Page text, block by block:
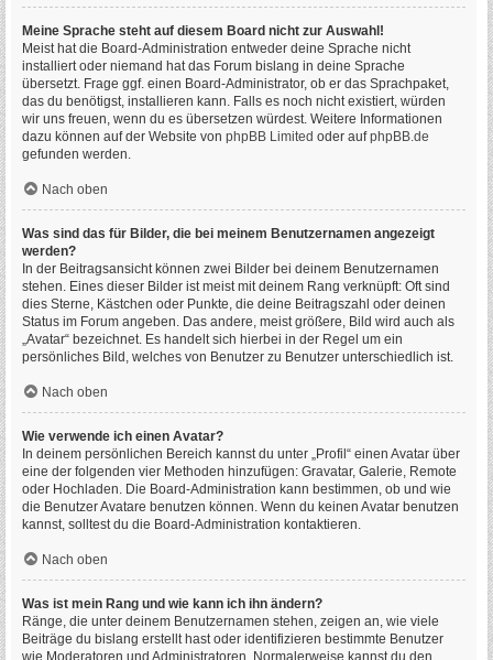
Meine Sprache steht auf diesem Board nicht zur Auswahl!
Meist hat die Board-Administration entweder deine Sprache nicht
installiert oder niemand hat das Forum bislang in deine Sprache
übersetzt. Frage ggf. einen Board-Administrator, ob er das Sprachpaket,
das du benötigst, installieren kann. Falls es noch nicht existiert, würden
wir uns freuen, wenn du es übersetzen würdest. Weitere Informationen
dazu können auf der Website von phpBB Limited oder aufphpBB.de
gefunden werden.
Nach oben
Was sind das für Bilder, die bei meinem Benutzernamen angezeigt
werden?
In der Beitragsansicht können zwei Bilder bei deinem Benutzernamen
stehen. Eines dieser Bilder ist meist mit deinem Rang verknüpft: Oft sind
dies Sterne, Kästchen oder Punkte, die deine Beitragszahl oder deinen
Status im Forum angeben. Das andere, meist größere, Bild wird auch als
„Avatar“ bezeichnet. Es handelt sich hierbei in der Regel um ein
persönliches Bild, welches von Benutzer zu Benutzer unterschiedlich ist.
Nach oben
Wie verwende ich einen Avatar?
In deinem persönlichen Bereich kannst du unter „Profil“ einen Avatar über
eine der folgenden vier Methoden hinzufügen: Gravatar, Galerie, Remote
oder Hochladen. Die Board-Administration kann bestimmen, ob und wie
die Benutzer Avatare benutzen können. Wenn du keinen Avatar benutzen
kannst, solltest du die Board-Administration kontaktieren.
Nach oben
Was ist mein Rang und wie kann ich ihn ändern?
Ränge, die unter deinem Benutzernamen stehen, zeigen an, wie viele
Beiträge du bislang erstellt hast oder identifizieren bestimmte Benutzer
wie Moderatoren und Administratoren. Normalerweise kannst du den